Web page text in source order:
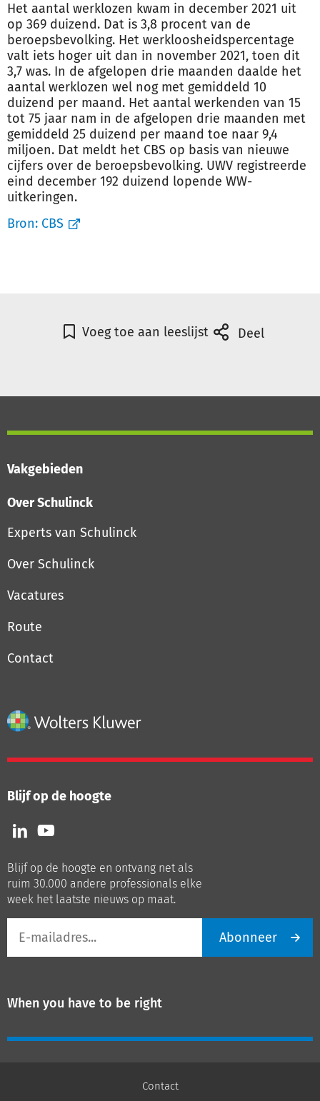
Het aantal werklozen kwam in december 2021 uit
op 369 duizend. Dat is 3,8 procent van de
beroepsbevolking. Het werkloosheidspercentage
valt iets hoger uit dan in november 2021, toen dit
3,7 was. In de afgelopen drie maanden daalde het
aantal werklozen wel nog met gemiddeld 10
duizend per maand. Het aantal werkenden van 15
tot 75 jaar nam in de afgelopen drie maanden met
gemiddeld 25 duizend per maand toe naar 9,4
miljoen. Dat meldt het CBS op basis van nieuwe
cijfers over de beroepsbevolking. UWV registreerde
eind december 192 duizend lopende WW-
uitkeringen.
Bron: CBS
Voeg toe aan leeslijst Deel
Vakgebieden
Over Schulinck
Experts van Schulinck
Over Schulinck
Vacatures
Route
Contact
Blijf op de hoogte
Volg
ons
LinkedIn
Volg
ons
Youtube
Blijf op de hoogte en ontvang net als
ruim 30.000 andere professionals elke
week het laatste nieuws op maat.
mailadres
Abonneer
When you have to be right
Contact